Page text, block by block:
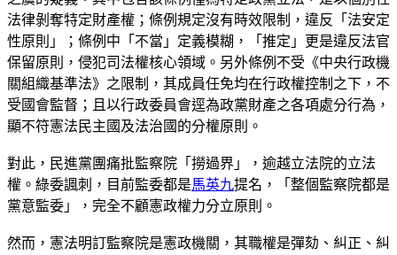
法律剝奪特定財產權；條例規定沒有時效限制，違反「法安定
性原則」；條例中「不當」定義模糊，「推定」更是違反法官
保留原則，侵犯司法權核心領域。另外條例不受《中央行政機
關組織基準法》之限制，其成員任免均在行政權控制之下，不
受國會監督；且以行政委員會逕為政黨財產之各項處分行為，
顯不符憲法民主國及法治國的分權原則。
對此，民進黨團痛批監察院「撈過界」，逾越立法院的立法
權。綠委諷刺，目前監委都是馬英九提名，「整個監察院都是
黨意監委」，完全不顧憲政權力分立原則。
然而，憲法明訂監察院是憲政機關，其職權是彈劾、糾正、糾